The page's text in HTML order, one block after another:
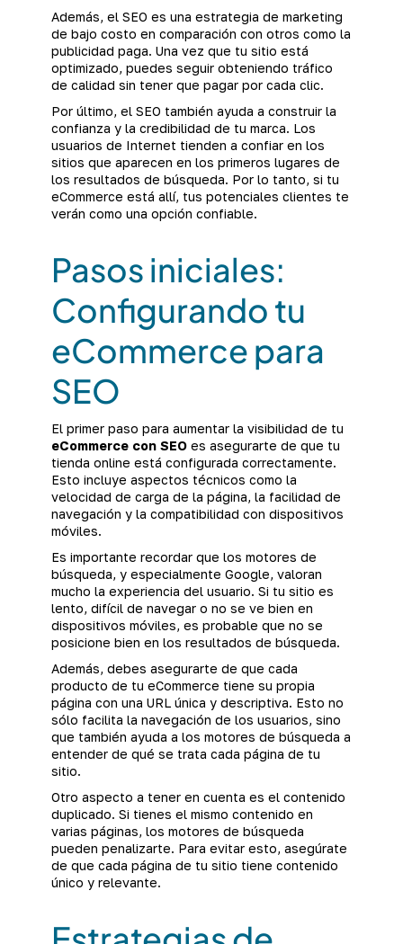
Además, el SEO es una estrategia de marketing
de bajo costo en comparación con otros como la
publicidad paga. Una vez que tu sitio está
optimizado, puedes seguir obteniendo tráfico
de calidad sin tener que pagar por cada clic.
Por último, el SEO también ayuda a construir la
confianza y la credibilidad de tu marca. Los
usuarios de Internet tienden a confiar en los
sitios que aparecen en los primeros lugares de
los resultados de búsqueda. Por lo tanto, si tu
eCommerce está allí, tus potenciales clientes te
verán como una opción confiable.
Pasos iniciales:
Configurando tu
eCommerce para
SEO
El primer paso para aumentar la visibilidad de tu
eCommerce con SEO es asegurarte de que tu
tienda online está configurada correctamente.
Esto incluye aspectos técnicos como la
velocidad de carga de la página, la facilidad de
navegación y la compatibilidad con dispositivos
móviles.
Es importante recordar que los motores de
búsqueda, y especialmente Google, valoran
mucho la experiencia del usuario. Si tu sitio es
lento, difícil de navegar o no se ve bien en
dispositivos móviles, es probable que no se
posicione bien en los resultados de búsqueda.
Además, debes asegurarte de que cada
producto de tu eCommerce tiene su propia
página con una URL única y descriptiva. Esto no
sólo facilita la navegación de los usuarios, sino
que también ayuda a los motores de búsqueda a
entender de qué se trata cada página de tu
sitio.
Otro aspecto a tener en cuenta es el contenido
duplicado. Si tienes el mismo contenido en
varias páginas, los motores de búsqueda
pueden penalizarte. Para evitar esto, asegúrate
de que cada página de tu sitio tiene contenido
único y relevante.